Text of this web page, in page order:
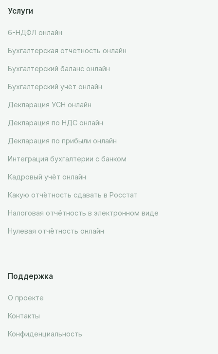
Услуги
6-НДФЛ онлайн
Бухгалтерская отчётность онлайн
Бухгалтерский баланс онлайн
Бухгалтерский учёт онлайн
Декларация УСН онлайн
Декларация по НДС онлайн
Декларация по прибыли онлайн
Интеграция бухгалтерии с банком
Кадровый учёт онлайн
Какую отчётность сдавать в Росстат
Налоговая отчётность в электронном виде
Нулевая отчётность онлайн
Поддержка
О проекте
Контакты
Конфиденциальность